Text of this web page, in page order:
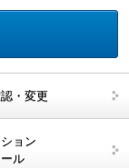
・変更
ョン
ル